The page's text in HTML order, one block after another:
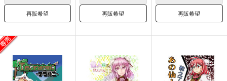
再販希望 再販希望 再販希望